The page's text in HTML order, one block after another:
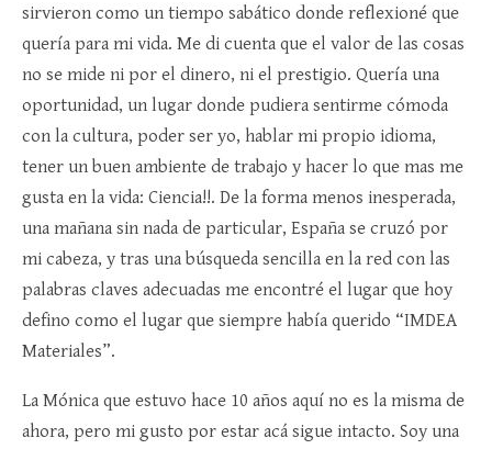
sirvieron como un tiempo sabático donde reflexioné que
quería para mi vida. Me di cuenta que el valor de las cosas
no se mide ni por el dinero, ni el prestigio. Quería una
oportunidad, un lugar donde pudiera sentirme cómoda
con la cultura, poder ser yo, hablar mi propio idioma,
tener un buen ambiente de trabajo y hacer lo que mas me
gusta en la vida: Ciencia!!. De la forma menos inesperada,
una mañana sin nada de particular, España se cruzó por
mi cabeza, y tras una búsqueda sencilla en la red con las
palabras claves adecuadas me encontré el lugar que hoy
defino como el lugar que siempre había querido “IMDEA
Materiales”.
La Mónica que estuvo hace 10 años aquí no es la misma de
ahora, pero mi gusto por estar acá sigue intacto. Soy una